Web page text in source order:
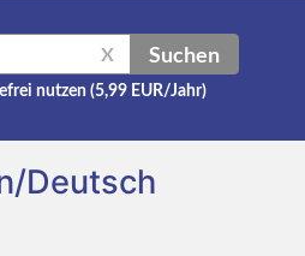
X Suchen
nutzen (5,99 EUR/Jahr)
Deutsch